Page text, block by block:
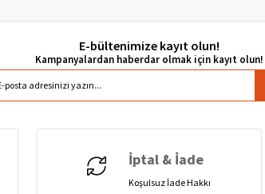
E-bültenimize kayıt olun!
İptal & İade
Koşulsuz İade Hakkı